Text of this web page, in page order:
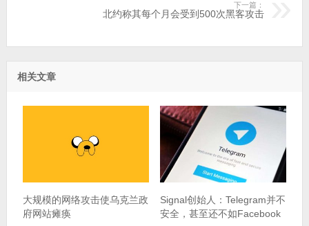
下一篇：
北约称其每个月会受到500次黑客攻击
相关文章
大规模的网络攻击使乌克兰政
府网站瘫痪
Signal创始人：Telegram并不
安全，甚至还不如Facebook